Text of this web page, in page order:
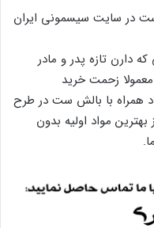
در سایت سیسمونی ایران
دارن تازه پدر و مادر
زحمت خرید
همراه با بالش ست در طرح
مواد اولیه بدون